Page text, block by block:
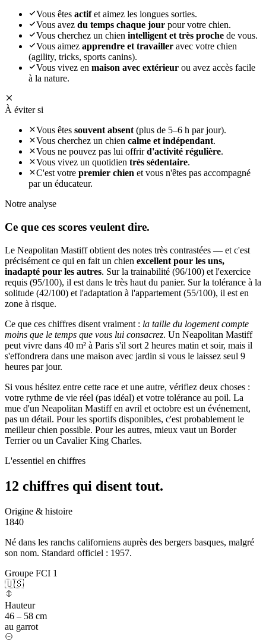
Vous êtes actifet aimez les longues sorties.
Vous avez du temps chaque jour pour votre chien.
Vous cherchez un chien intelligent et très proche de vous.
Vous aimez apprendre et travailler avec votre chien
(agility, tricks, sports canins).
Vous vivez en maison avec extérieur ou avez accès facile
à la nature.
À éviter si
Vous êtes souvent absent(plus de 5–6 h par jour).
Vous cherchez un chien calme et indépendant.
Vous ne pouvez pas lui offrird'activité régulière.
Vous vivez un quotidien très sédentaire.
C'est votre premier chien et vous n'êtes pas accompagné
par un éducateur.
Notre analyse
Ce que ces scores veulent dire.
Le Neapolitan Mastiff obtient des notes très contrastées — et c'est
précisément ce qui en fait un chien excellent pour les uns,
inadapté pour les autres. Sur la trainabilité (96/100) et l'exercice
requis (95/100), il est dans le très haut du panier. Sur la tolérance à la
solitude (42/100) et l'adaptation à l'appartement (55/100), il est en
zone à risque.
Ce que ces chiffres disent vraiment : la taille du logement compte
moins que le temps que vous lui consacrez. Un Neapolitan Mastiff
peut vivre dans 40 m² à Paris s'il sort 2 heures matin et soir, mais il
s'effondrera dans une maison avec jardin si vous le laissez seul 9
heures par jour.
Si vous hésitez entre cette race et une autre, vérifiez deux choses :
votre rythme de vie réel (pas idéal) et votre tolérance au poil. La
mue d'un Neapolitan Mastiff en avril et octobre est un événement,
pas un détail. Pour les sportifs disponibles, c'est probablement le
meilleur chien possible. Pour les autres, mieux vaut un Border
Terrier ou un Cavalier King Charles.
L'essentiel en chiffres
12 chiffres qui disent tout.
Origine & histoire
1840
Né dans les ranchs californiens auprès des bergers basques, malgré
son nom. Standard officiel : 1957.
Groupe FCI 1
🇺🇸
Hauteur
46 – 58 cm
au garrot